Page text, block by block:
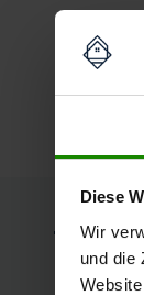
Diese
Wir
und die